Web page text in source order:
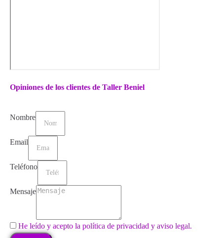
Opiniones de los clientes de Taller Beniel
Nombre
Email
Teléfono
Mensaje
He leído y acepto la política de privacidad y aviso legal.